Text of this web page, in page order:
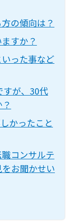
の傾向は？
すか？
った事など
すが、30代
かったこと
コンサルテ
お聞かせい